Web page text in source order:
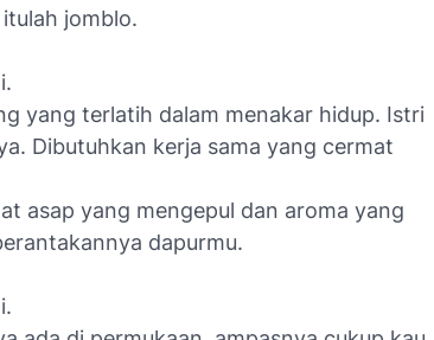
jomblo.
yang terlatih dalam menakar hidup. Istri
Dibutuhkan kerja sama yang cermat
asap yang mengepul dan aroma yang
dapurmu.